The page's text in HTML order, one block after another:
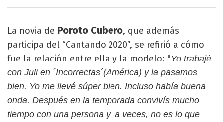
La novia de Poroto Cubero, que además
participa del “Cantando 2020”, se refirió a cómo
fue la relación entre ella y la modelo: "Yo trabajé
con Juli en ´Incorrectas´(América) y la pasamos
bien. Yo me llevé súper bien. Incluso había buena
onda. Después en la temporada convivís mucho
tiempo con una persona y, a veces, no es lo que